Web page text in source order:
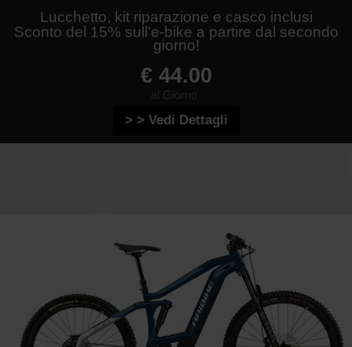
Lucchetto, kit riparazione e casco inclusi
Sconto del 15% sull'e-bike a partire dal secondo
giorno!
€ 44.00
> > Vedi Dettagli